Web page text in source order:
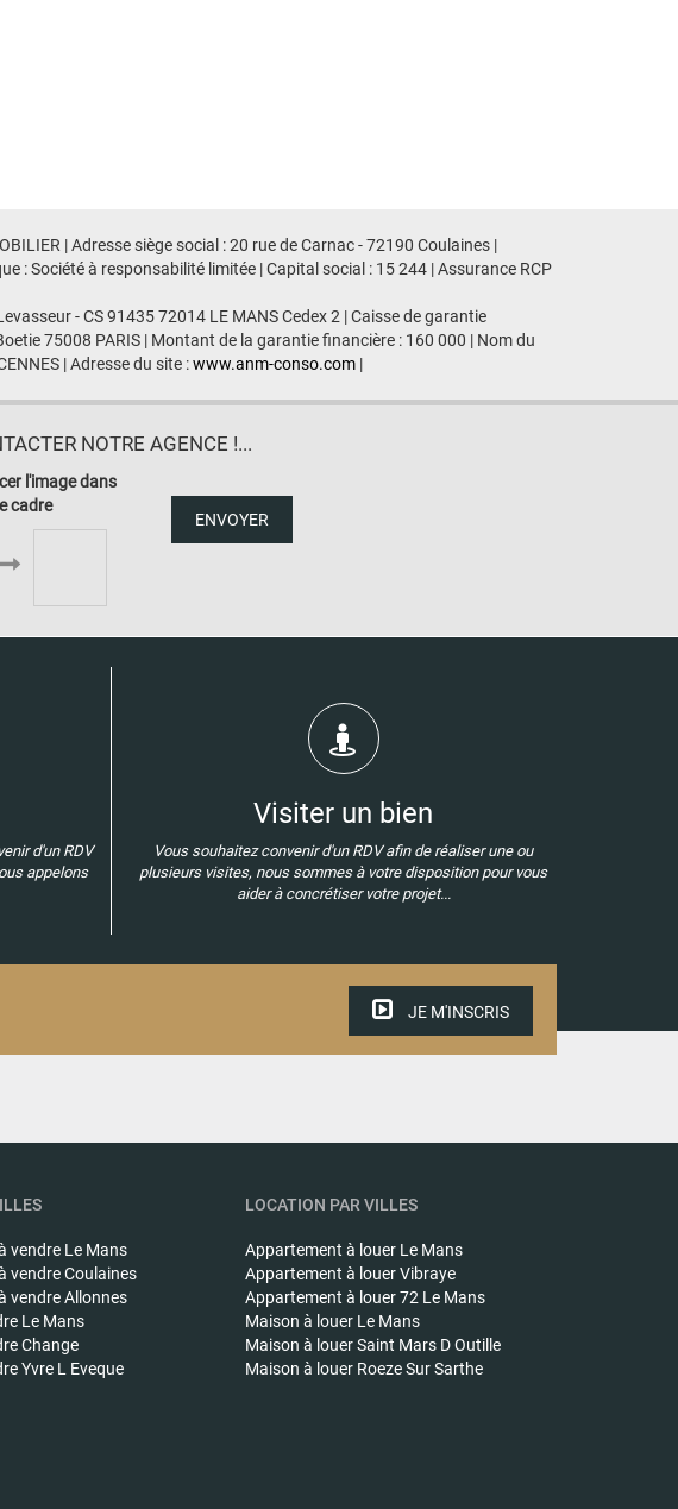
| Adresse siège social : 20 rue de Carnac - 72190 Coulaines |
: Société à responsabilité limitée | Capital social : 15 244 | Assurance RCP
- CS 91435 72014 LE MANS Cedex 2 | Caisse de garantie
75008 PARIS | Montant de la garantie financière : 160 000 | Nom du
| Adresse du site :www.anm-conso.com |
NOTRE AGENCE !...
l'image dans
cadre
ENVOYER
d'un RDV
appelons
Visiter un bien
Vous souhaitez convenir d'un RDV afin de réaliser une ou
plusieurs visites, nous sommes à votre disposition pour vous
aider à concrétiser votre projet...
JE M'INSCRIS
vendre Le Mans
vendreCoulaines
vendreAllonnes
Le Mans
Change
Yvre L Eveque
LOCATION PAR VILLES
Appartement à louer Le Mans
Appartement à louerVibraye
Appartement à louer72 Le Mans
Maison à louer Le Mans
Maison à louerSaint Mars D Outille
Maison à louer Roeze Sur Sarthe